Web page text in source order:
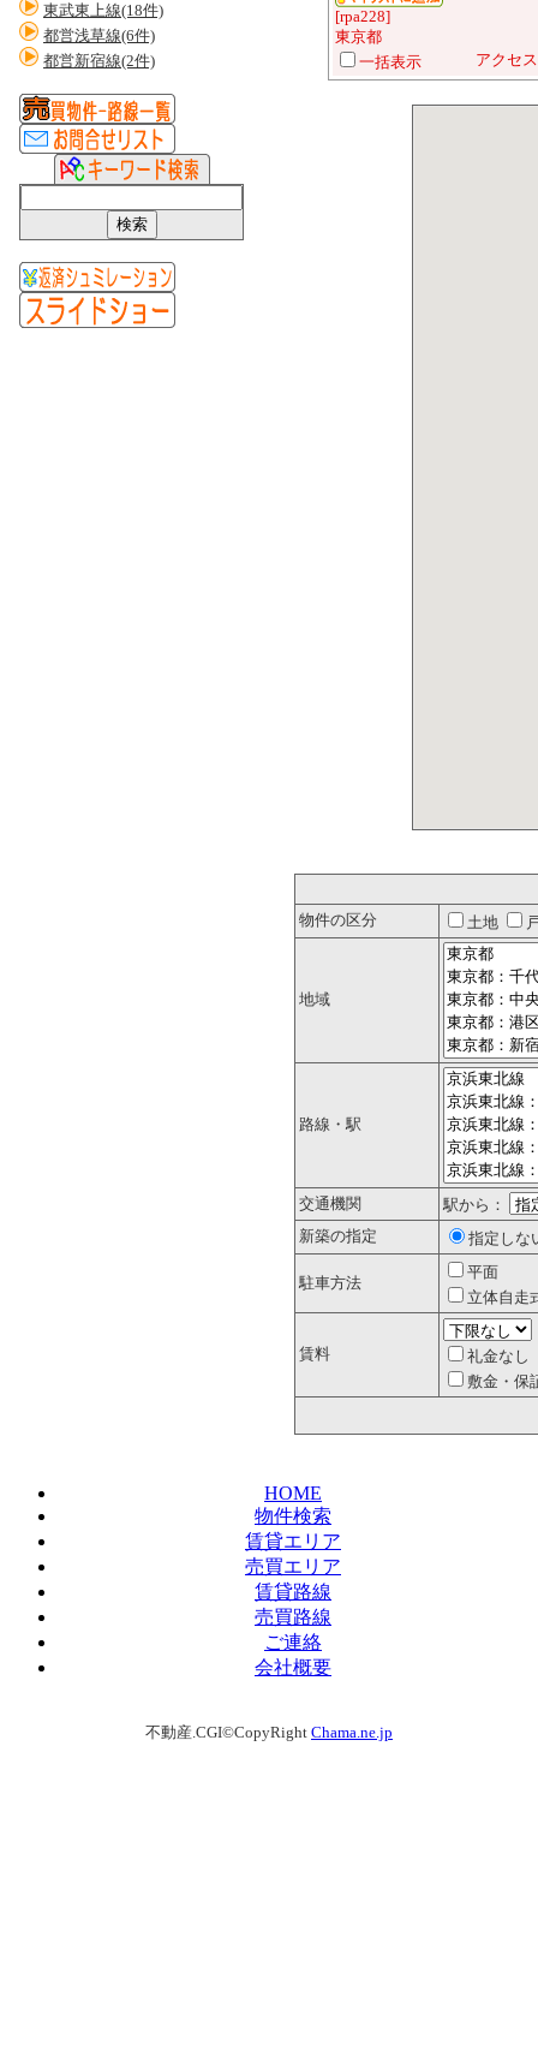
東武東上線(18件)
都営浅草線(6件)
都営新宿線(2件)
[rpa228]
東京都
一括表示
アクセ
物件の区分 土地
地域
路線・駅
交通機関
駅から：
新築の指定
指定しな
駐車方法
平面
立体自走
賃料
礼金なし
敷金・保
HOME
物件検索
賃貸エリア
売買エリア
賃貸路線
売買路線
ご連絡
会社概要
不動産.CGI©CopyRight Chama.ne.jp